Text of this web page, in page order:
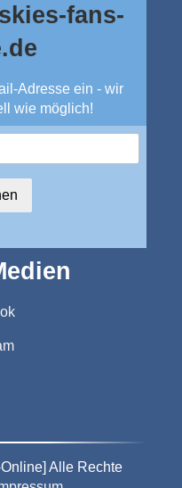
fans-
Adresse ein - wir
wie möglich!
Alle Rechte